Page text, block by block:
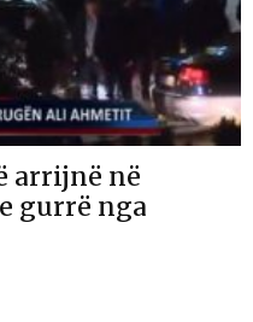
arrijnë në
gurrë nga